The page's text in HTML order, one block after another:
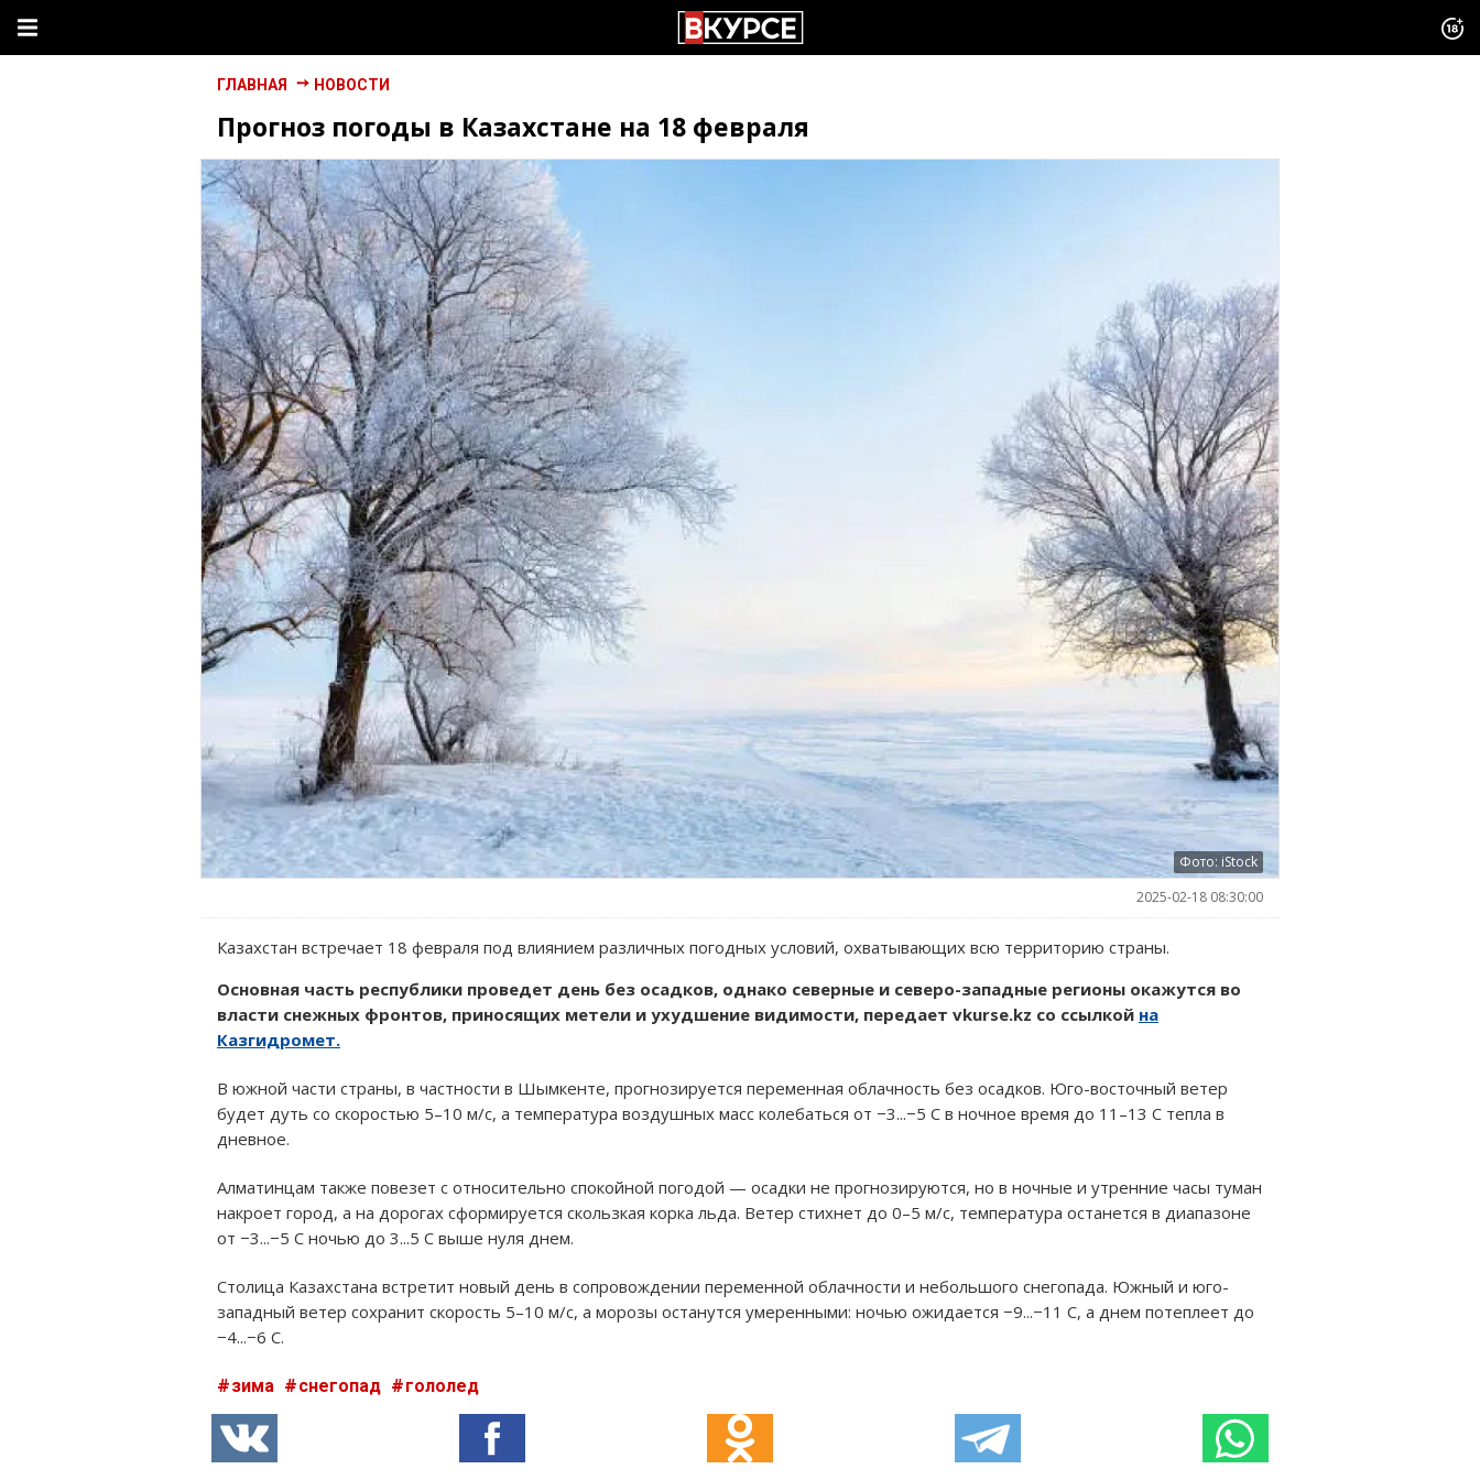
ГЛАВНАЯ НОВОСТИ
Прогноз погоды в Казахстане на 18 февраля
Фото: iStock
2025-02-18 08:30:00
Казахстан встречает 18 февраля под влиянием различных погодных условий, охватывающих всю территорию страны.
Основная часть республики проведет день без осадков, однако северные и северо-западные регионы окажутся во
власти снежных фронтов, приносящих метели и ухудшение видимости, передает vkurse.kz со ссылкой на
Казгидромет.
В южной части страны, в частности в Шымкенте, прогнозируется переменная облачность без осадков. Юго-восточный ветер
будет дуть со скоростью 5–10 м/с, а температура воздушных масс колебаться от −3...−5 C в ночное время до 11–13 C тепла в
дневное.
Алматинцам также повезет с относительно спокойной погодой — осадки не прогнозируются, но в ночные и утренние часы туман
накроет город, а на дорогах сформируется скользкая корка льда. Ветер стихнет до 0–5 м/с, температура останется в диапазоне
от −3...−5 C ночью до 3...5 C выше нуля днем.
Столица Казахстана встретит новый день в сопровождении переменной облачности и небольшого снегопада. Южный и юго-
западный ветер сохранит скорость 5–10 м/с, а морозы останутся умеренными: ночью ожидается −9...−11 C, а днем потеплеет до
−4...−6 C.
зима снегопад гололед